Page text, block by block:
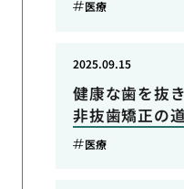
医療
健康な歯を抜
非抜歯矯正の道
2025.09.15
医療